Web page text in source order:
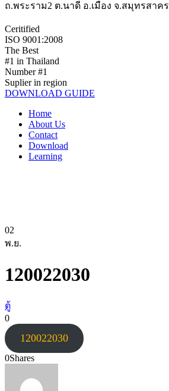
ถ.พระราม2 ต.นาดี อ.เมือง จ.สมุทรสาคร
Ceritified
ISO 9001:2008
The Best
#1 in Thailand
Number #1
Suplier in region
DOWNLOAD GUIDE
Home
About Us
Contact
Download
Learning
02
พ.ย.
120022030
ตู้
0
120022030
0Shares